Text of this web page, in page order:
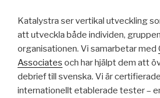
Katalystra ser vertikal utveckling
att utveckla både individen,
organisationen. Vi samarbetar med
Associates och har hjälpt dem att
debrief till svenska. Vi är
internationellt etablerade tester –